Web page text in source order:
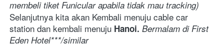
Selanjutnya kita akan Kembali menuju cable car
station dan kembali menuju Hanoi. Bermalam di First
Eden Hotel***/similar